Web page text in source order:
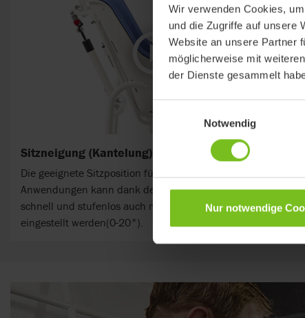
Wir verwenden Cookies,
und die Zugriffe auf unsere
Website an unsere Partner
möglicherweise mit
der Dienste gesammelt
Notwendig
Nur notwendige
Sitzneigung (Kantelung)
Die geeignete Sitzposition für unterschiedliche
Anwendungen kann dank der Gasfederunterstützung
schnell und stufenlos auch mit dem Nutzer im Stuhl
eingestellt werden(0-20°).